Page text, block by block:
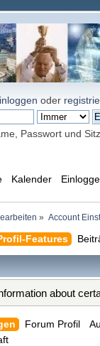
oder
Passwort und
Kalender
» Account
Features
about
Forum Profil